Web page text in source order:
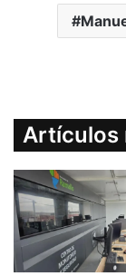
Artículos